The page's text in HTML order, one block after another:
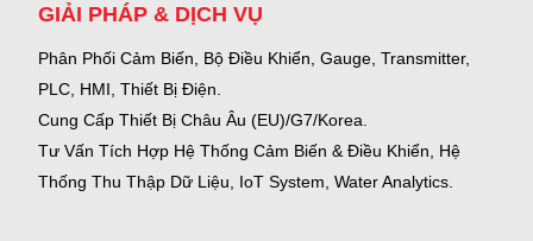
GIẢI PHÁP & DỊCH VỤ
Phân Phối Cảm Biến, Bộ Điều Khiển, Gauge, Transmitter,
PLC, HMI, Thiết Bị Điện.
Cung Cấp Thiết Bị Châu Âu (EU)/G7/Korea.
Tư Vấn Tích Hợp Hệ Thống Cảm Biến & Điều Khiển, Hệ
Thống Thu Thập Dữ Liệu, IoT System, Water Analytics.